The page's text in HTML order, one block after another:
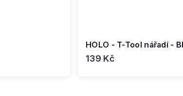
HOLO - T-Tool nářadí -
139 Kč